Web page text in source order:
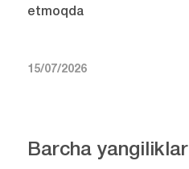
etmoqda
15/07/2026
Barcha yangiliklar